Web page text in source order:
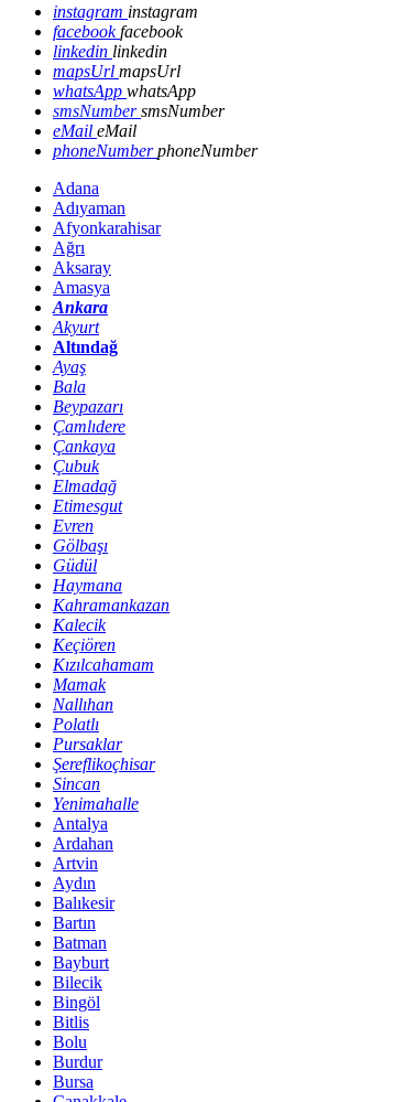
instagram instagram
facebookfacebook
linkedin linkedin
mapsUrl mapsUrl
whatsApp whatsApp
smsNumbersmsNumber
eMail eMail
phoneNumberphoneNumber
Adana
Adıyaman
Afyonkarahisar
Ağrı
Aksaray
Amasya
Ankara
Akyurt
Altındağ
Ayaş
Bala
Beypazarı
Çamlıdere
Çankaya
Çubuk
Elmadağ
Etimesgut
Evren
Gölbaşı
Güdül
Haymana
Kahramankazan
Kalecik
Keçiören
Kızılcahamam
Mamak
Nallıhan
Polatlı
Pursaklar
Şereflikoçhisar
Sincan
Yenimahalle
Antalya
Ardahan
Artvin
Aydın
Balıkesir
Bartın
Batman
Bayburt
Bilecik
Bingöl
Bitlis
Bolu
Burdur
Bursa